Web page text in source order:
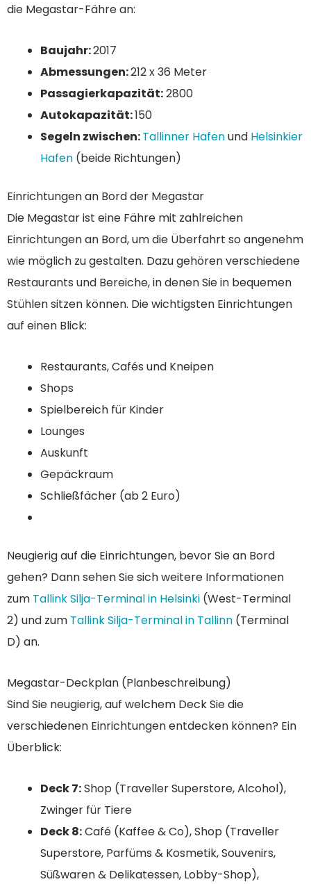
die Megastar-Fähre an:
Baujahr:2017
Abmessungen:212 x 36 Meter
Passagierkapazität:2800
Autokapazität:150
Segeln zwischen:Tallinner Hafenund Helsinkier
Hafen (beide Richtungen)
Einrichtungen an Bord der Megastar
Die Megastar ist eine Fähre mit zahlreichen
Einrichtungen an Bord, um die Überfahrt so angenehm
wie möglich zu gestalten. Dazu gehören verschiedene
Restaurants und Bereiche, in denen Sie in bequemen
Stühlen sitzen können. Die wichtigsten Einrichtungen
auf einen Blick:
Restaurants, Cafés und Kneipen
Shops
Spielbereich für Kinder
Lounges
Auskunft
Gepäckraum
Schließfächer (ab 2 Euro)
Neugierig auf die Einrichtungen, bevor Sie an Bord
gehen? Dann sehen Sie sich weitere Informationen
zum Tallink Silja-Terminal in Helsinki (West-Terminal
2) und zum Tallink Silja-Terminal in Tallinn (Terminal
D) an.
Megastar-Deckplan (Planbeschreibung)
Sind Sie neugierig, auf welchem ​​Deck Sie die
verschiedenen Einrichtungen entdecken können? Ein
Überblick:
Deck 7:Shop (Traveller Superstore, Alcohol),
Zwinger für Tiere
Deck 8:Café (Kaffee & Co), Shop (Traveller
Superstore, Parfüms & Kosmetik, Souvenirs,
Süßwaren & Delikatessen, Lobby-Shop),